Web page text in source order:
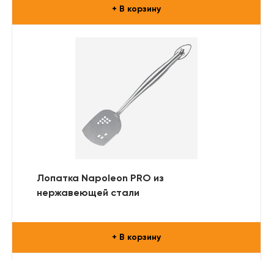
+ В корзину
Лопатка Napoleon PRO из
нержавеющей стали
+ В корзину